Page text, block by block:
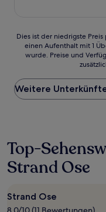
Bewertungen)
Dies
der
Preis
pro
Nacht,
letzten
24 Stunden
für
einen
mit
1 Übernachtung
Dies ist der niedrigste
einen Aufenthalt mit 1
wurde. Preise und
Weitere
Top-
Strand Ose
Strand Ose